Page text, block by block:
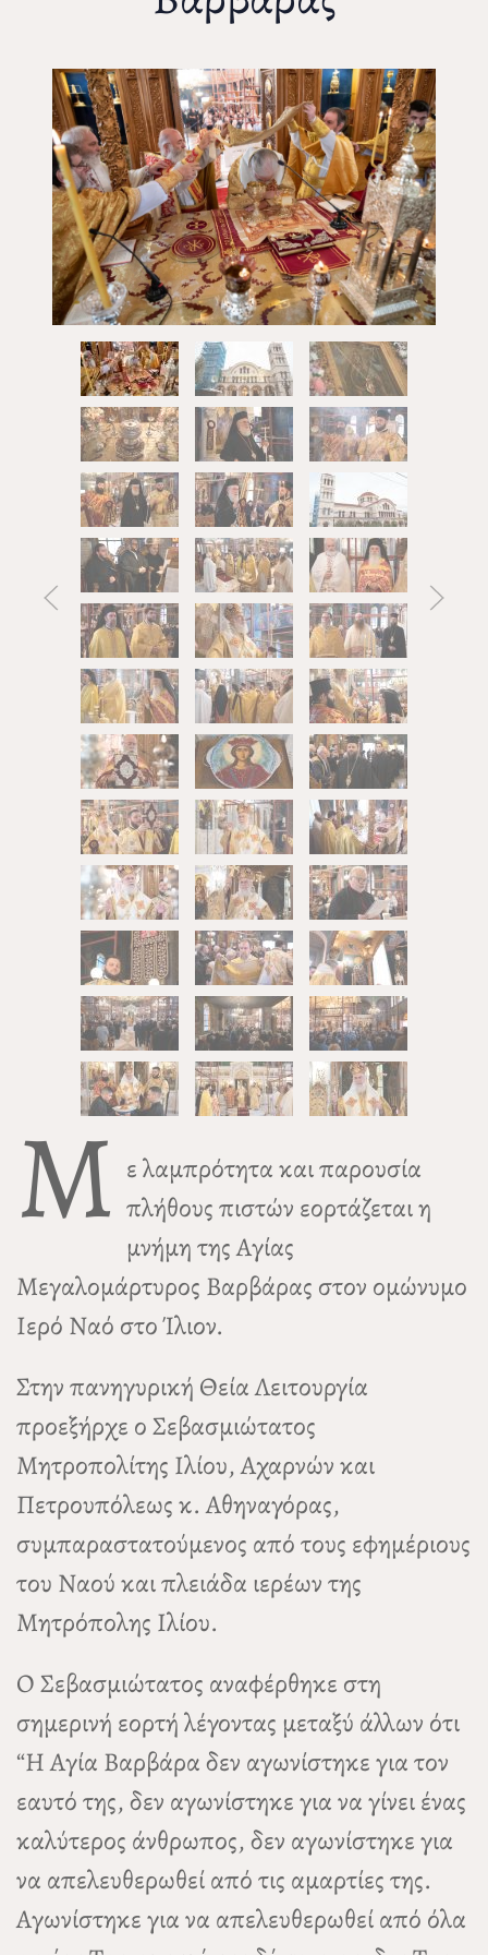
Μ ε λαμπρότητα και παρουσία
πλήθους πιστών εορτάζεται η
μνήμη της Αγίας
Μεγαλομάρτυρος Βαρβάρας στον ομώνυμο
Ιερό Ναό στο Ίλιον.
Στην πανηγυρική Θεία Λειτουργία
προεξήρχε ο Σεβασμιώτατος
Μητροπολίτης Ιλίου, Αχαρνών και
Πετρουπόλεως κ. Αθηναγόρας,
συμπαραστατούμενος από τους εφημέριους
του Ναού και πλειάδα ιερέων της
Μητρόπολης Ιλίου.
Ο Σεβασμιώτατος αναφέρθηκε στη
σημερινή εορτή λέγοντας μεταξύ άλλων ότι
“Η Αγία Βαρβάρα δεν αγωνίστηκε για τον
εαυτό της, δεν αγωνίστηκε για να γίνει ένας
καλύτερος άνθρωπος, δεν αγωνίστηκε για
να απελευθερωθεί από τις αμαρτίες της.
Αγωνίστηκε για να απελευθερωθεί από όλα